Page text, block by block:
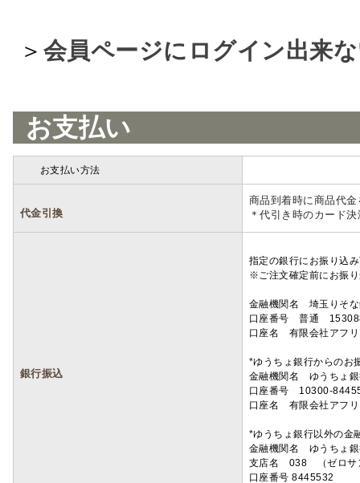
＞ 会員ページにログイン出来
お支払い
お支払い方法
代金引換
商品到着時に商品代
＊代引き時のカード
銀行振込
指定の銀行にお振り込
※ご注文確定前にお振
金融機関名 埼玉りそ
口座番号 普通
口座名 有限会社アフ
*ゆうちょ銀行からのお
金融機関名 ゆうちょ
口座番号 10300-
口座名 有限会社アフ
*ゆうちょ銀行以外の金
金融機関名 ゆうちょ
支店名 038 （ゼロサ
口座番号 8445532